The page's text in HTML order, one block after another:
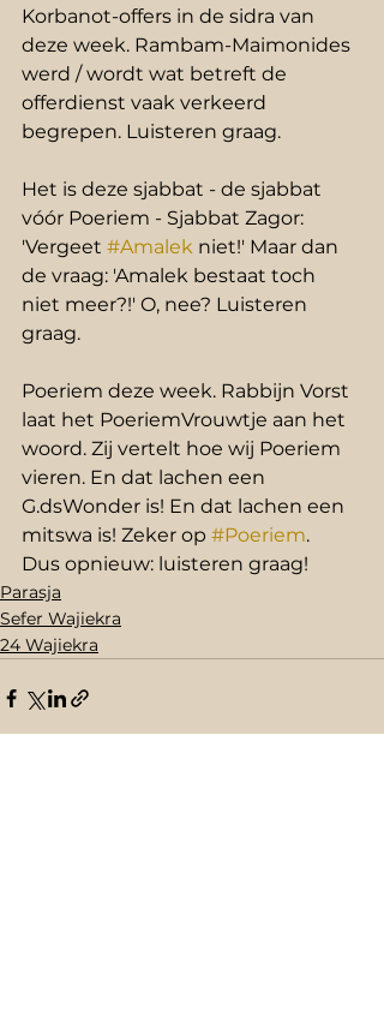
Korbanot-offers in de sidra van
deze week. Rambam-Maimonides
werd / wordt wat betreft de
offerdienst vaak verkeerd
begrepen. Luisteren graag.
Het is deze sjabbat - de sjabbat
vóór Poeriem - Sjabbat Zagor:
'Vergeet #Amalek niet!' Maar dan
de vraag: 'Amalek bestaat toch
niet meer?!' O, nee? Luisteren
graag.
Poeriem deze week. Rabbijn Vorst
laat het PoeriemVrouwtje aan het
woord. Zij vertelt hoe wij Poeriem
vieren. En dat lachen een
G.dsWonder is! En dat lachen een
mitswa is! Zeker op #Poeriem.
Dus opnieuw: luisteren graag!
Parasja
Sefer Wajiekra
24 Wajiekra